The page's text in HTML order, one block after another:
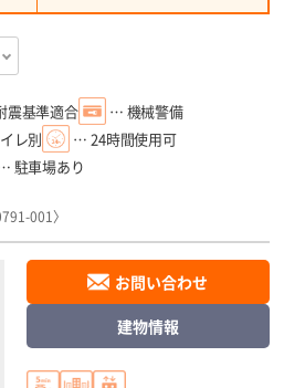
震基準適合
… 機械警備
レ別
… 24時間使用可
駐車場あり
001〉
お問い合わせ
建物情報